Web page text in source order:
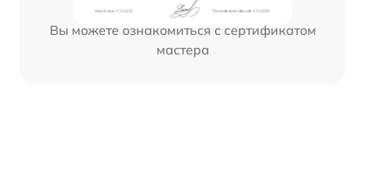
Вы можете ознакомиться с сертификатом
мастера